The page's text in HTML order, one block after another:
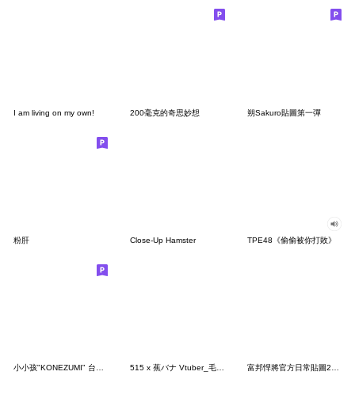
I am living on my own! 200毫克的奇思妙想 朔Sakuro貼圖第一彈
粉肝 Close-Up Hamster TPE48《偷偷被你打敗》
小小孩"KONEZUMI" 台灣版 515 x 蕉バナ Vtuber_毛蟲箱全員到齊 富邦悍將官方日常貼圖2021